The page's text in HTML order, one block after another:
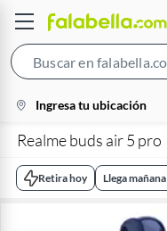
location-
icon
Ingresa tu ubicación
Realme buds air 5 pro
Retira hoy Llega mañana